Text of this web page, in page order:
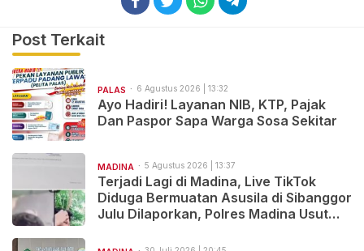
Post Terkait
PALAS 6 Agustus 2026 | 13:32
Ayo Hadiri! Layanan NIB, KTP, Pajak
Dan Paspor Sapa Warga Sosa Sekitar
MADINA 5 Agustus 2026 | 13:37
Terjadi Lagi di Madina, Live TikTok
Diduga Bermuatan Asusila di Sibanggor
Julu Dilaporkan, Polres Madina Usut